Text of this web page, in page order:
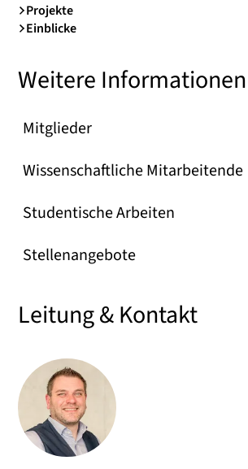
Projekte
Einblicke
Weitere Informationen
Mitglieder
Wissenschaftliche Mitarbeitende
Studentische Arbeiten
Stellenangebote
Leitung & Kontakt